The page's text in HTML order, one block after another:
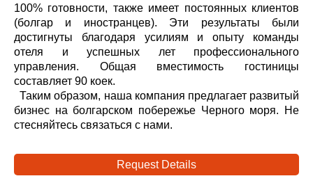
100% готовности, также имеет постоянных клиентов
(болгар и иностранцев). Эти результаты были
достигнуты благодаря усилиям и опыту команды
отеля и успешных лет профессионального
управления. Общая вместимость гостиницы
составляет 90 коек.
Таким образом, наша компания предлагает развитый
бизнес на болгарском побережье Черного моря. Не
стесняйтесь связаться с нами.
Request Details